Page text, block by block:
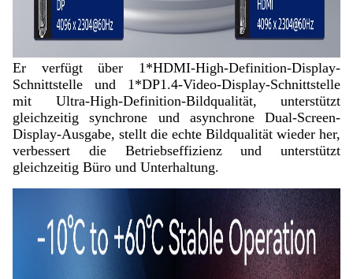
Er verfügt über 1*HDMI-High-Definition-Display-
Schnittstelle und 1*DP1.4-Video-Display-Schnittstelle
mit Ultra-High-Definition-Bildqualität, unterstützt
gleichzeitig synchrone und asynchrone Dual-Screen-
Display-Ausgabe, stellt die echte Bildqualität wieder her,
verbessert die Betriebseffizienz und unterstützt
gleichzeitig Büro und Unterhaltung.